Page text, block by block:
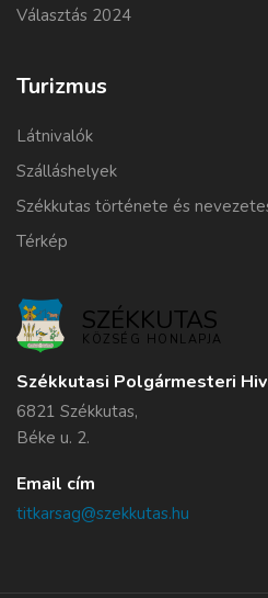
Választás 2024
Turizmus
Látnivalók
Szálláshelyek
Székkutas története és
Térkép
SZÉKKUTAS
KÖZSÉG HONLAPJA
Székkutasi Polgármesteri
6821 Székkutas,
Béke u. 2.
Email cím
titkarsag@szekkutas.hu